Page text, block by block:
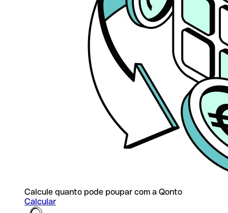
Calcule quanto pode poupar com a Qonto
Calcular